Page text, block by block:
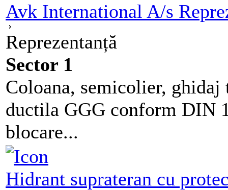
Avk International A/s
Reprezentanță
Sector 1
Coloana, semicolier,
ductila GGG conform DIN
blocare...
Hidrant suprateran cu